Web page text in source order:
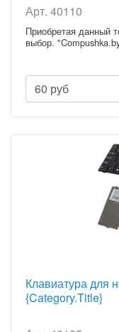
Арт. 40110
Приобретая данный
выбор.
60 руб
Клавиатура для
{Category.Title}